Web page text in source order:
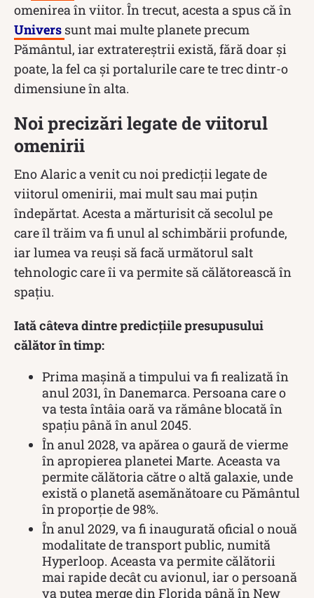
omenirea în viitor. În trecut, acesta a spus că în
Univers sunt mai multe planete precum
Pământul, iar extratereștrii există, fără doar și
poate, la fel ca și portalurile care te trec dintr-o
dimensiune în alta.
Noi precizări legate de viitorul
omenirii
Eno Alaric a venit cu noi predicții legate de
viitorul omenirii, mai mult sau mai puțin
îndepărtat. Acesta a mărturisit că secolul pe
care îl trăim va fi unul al schimbării profunde,
iar lumea va reuși să facă următorul salt
tehnologic care îi va permite să călătorească în
spațiu.
Iată câteva dintre predicțiile presupusului
călător în timp:
Prima mașină a timpului va fi realizată în
anul 2031, în Danemarca. Persoana care o
va testa întâia oară va rămâne blocată în
spațiu până în anul 2045.
În anul 2028, va apărea o gaură de vierme
în apropierea planetei Marte. Aceasta va
permite călătoria către o altă galaxie, unde
există o planetă asemănătoare cu Pământul
în proporție de 98%.
În anul 2029, va fi inaugurată oficial o nouă
modalitate de transport public, numită
Hyperloop. Aceasta va permite călătorii
mai rapide decât cu avionul, iar o persoană
va putea merge din Florida până în New